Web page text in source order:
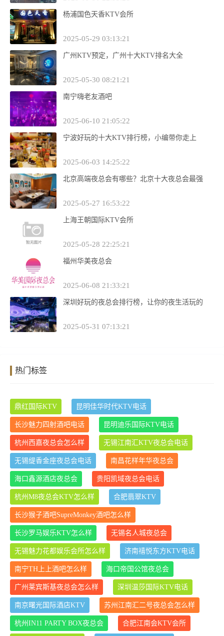
杨浦国色天香KTV会所
2025-05-29 03:13:21
广州KTV预定，广州十大KTV排名大全
2025-05-30 08:21:21
南宁嗨老友酒吧
2025-06-10 21:05:22
宁波好玩的十大KTV排行榜，小编带你走上
2025-06-03 14:25:22
北京高端夜总会有哪些？北京十大夜总会最强
2025-05-27 16:53:22
上海王朝国际KTV会所
2025-05-28 22:25:21
福州华美夜总会
2025-06-08 21:33:21
深圳好玩的夜总会排行榜，让你的夜生活玩的
2025-05-31 07:13:21
热门标签
鼎红国际KTV 昆明佳华时代KTV电话
长沙魅力四射酒吧电话 昆明迪乐国际KTV电话
杭州西嘉夜总会怎么样 无锡江南汇KTV夜总会电话
无锡缇香金座夜总会电话 南昌花样年华夜总会
海口鑫源酒店夜总会 贵阳凯域夜总会电话
杭州M8夜总会KTV怎么样 合肥翡翠KTV
长沙猴子酒吧SupreMonkey酒吧怎么样
长沙罗马娱乐KTV怎么样 无锡名人城夜总会
无锡魅力花都娱乐会所怎么样 济南禧悦东方KTV电话
南宁TH上上酒吧怎么样 海口帝国公馆夜总会
广州莱宾斯基夜总会怎么样 深圳温莎国际KTV电话
南京曙光国际酒店KTV 苏州江南汇二号夜总会怎么样
杭州IN11 PARTY BOX夜总会 合肥江南会KTV会所